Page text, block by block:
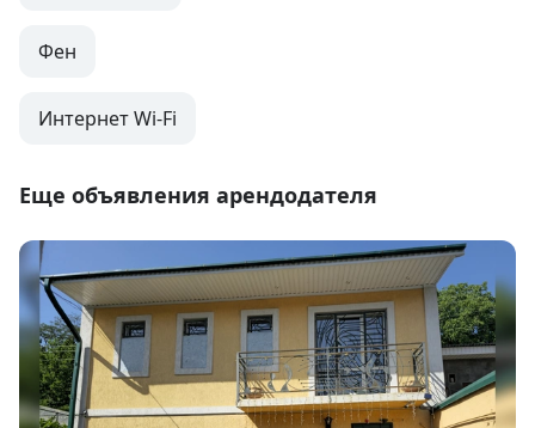
Фен
Интернет Wi-Fi
Еще объявления арендодателя